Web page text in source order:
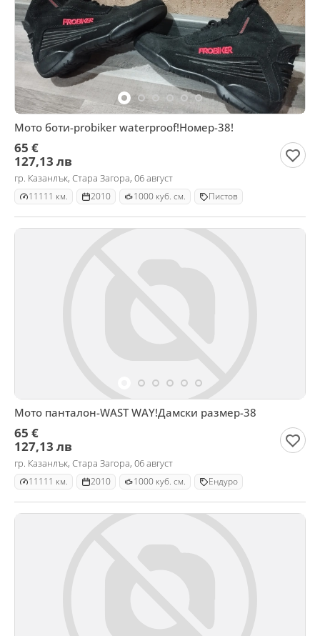
Мото боти-probiker waterproof!Номер-38!
65 €
127,13 лв
гр. Казанлък, Стара Загора, 06 август
11111 км. 2010 1000 куб. см. Пистов
Мото панталон-WAST WAY!Дамски размер-38
65 €
127,13 лв
гр. Казанлък, Стара Загора, 06 август
11111 км. 2010 1000 куб. см. Ендуро